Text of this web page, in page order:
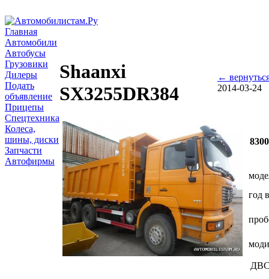
Главная
Автомобили
Автобусы
Грузовики
Дилеры
Подать
объявление
Прицепы
Спецтехника
Колеса,
шины, диски
Запчасти
Автофирмы
Shaanxi
SX3255DR384
←
2014-03-24
год